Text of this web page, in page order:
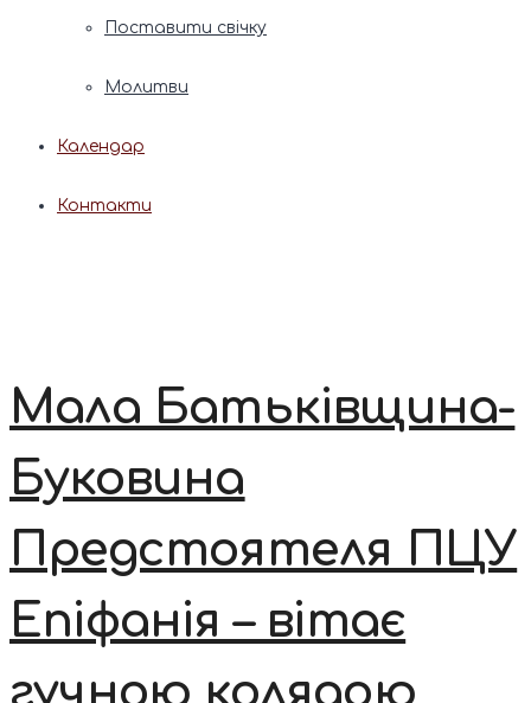
Поставити свічку
Молитви
Календар
Контакти
Мала Батьківщина-
Буковина
Предстоятеля ПЦУ
Епіфанія – вітає
гучною колядою